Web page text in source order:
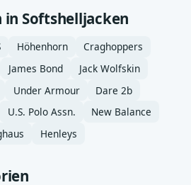
Softshelljacken
Höhenhorn
Craghoppers
James Bond
Jack Wolfskin
Under Armour
Dare 2b
U.S. Polo Assn.
New Balance
Henleys